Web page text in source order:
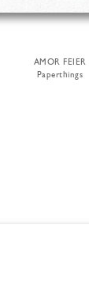
AMOR FEIER
Paperthings